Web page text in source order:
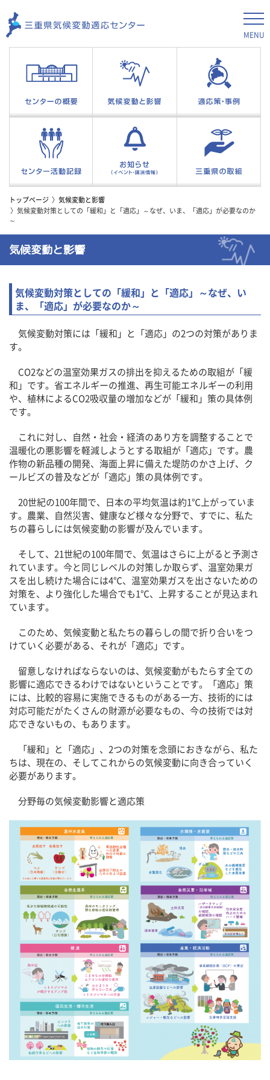
MENU
トップページ
気候変動と影響
気候変動対策としての「緩和」と「適応」～なぜ、いま、「適応」が必要なのか
～
気候変動と影響
気候変動対策としての「緩和」と「適応」～なぜ、い
ま、「適応」が必要なのか～
気候変動対策には「緩和」と「適応」の2つの対策がありま
す。
CO2などの温室効果ガスの排出を抑えるための取組が「緩
和」です。省エネルギーの推進、再生可能エネルギーの利用
や、植林によるCO2吸収量の増加などが「緩和」策の具体例
です。
これに対し、自然・社会・経済のあり方を調整することで
温暖化の悪影響を軽減しようとする取組が「適応」です。農
作物の新品種の開発、海面上昇に備えた堤防のかさ上げ、ク
ールビズの普及などが「適応」策の具体例です。
20世紀の100年間で、日本の平均気温は約1℃上がっていま
す。農業、自然災害、健康など様々な分野で、すでに、私た
ちの暮らしには気候変動の影響が及んでいます。
そして、21世紀の100年間で、気温はさらに上がると予測さ
れています。今と同じレベルの対策しか取らず、温室効果ガ
スを出し続けた場合には4℃、温室効果ガスを出さないための
対策を、より強化した場合でも1℃、上昇することが見込まれ
ています。
このため、気候変動と私たちの暮らしの間で折り合いをつ
けていく必要がある、それが「適応」です。
留意しなければならないのは、気候変動がもたらす全ての
影響に適応できるわけではないということです。「適応」策
には、比較的容易に実施できるものがある一方、技術的には
対応可能だがたくさんの財源が必要なもの、今の技術では対
応できないもの、もあります。
「緩和」と「適応」、2つの対策を念頭におきながら、私た
ちは、現在の、そしてこれからの気候変動に向き合っていく
必要があります。
分野毎の気候変動影響と適応策